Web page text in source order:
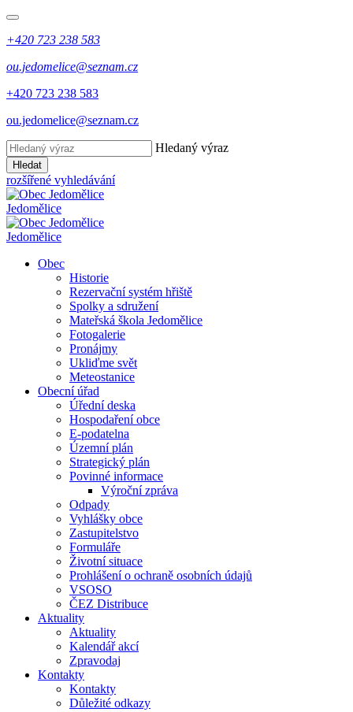
+420 723 238 583
ou.jedomelice@seznam.cz
+420 723 238 583
ou.jedomelice@seznam.cz
Hledaný výraz
Hledat
rozšířené vyhledávání
Jedomělice
Jedomělice
Obec
Historie
Rezervační systém hřiště
Spolky a sdružení
Mateřská škola Jedomělice
Fotogalerie
Pronájmy
Ukliďme svět
Meteostanice
Obecní úřad
Úřední deska
Hospodaření obce
E-podatelna
Územní plán
Strategický plán
Povinné informace
Výroční zpráva
Odpady
Vyhlášky obce
Zastupitelstvo
Formuláře
Životní situace
Prohlášení o ochraně osobních údajů
VSOSO
ČEZ Distribuce
Aktuality
Aktuality
Kalendář akcí
Zpravodaj
Kontakty
Kontakty
Důležité odkazy